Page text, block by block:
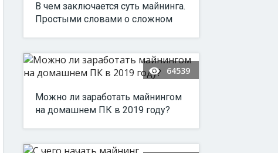
В чем заключается суть майнинга.
Простыми словами о сложном
64539
Можно ли заработать майнингом
на домашнем ПК в 2019 году?